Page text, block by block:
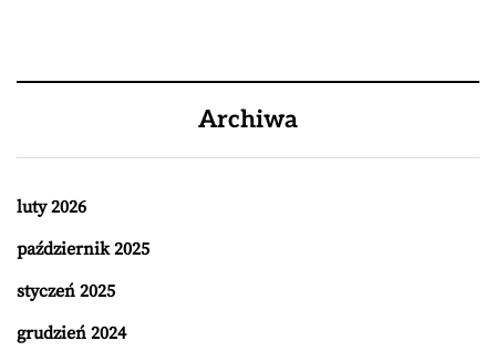
Archiwa
luty 2026
październik 2025
styczeń 2025
grudzień 2024